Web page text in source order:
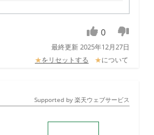
0
最終更新 2025年12月27日
★をリセットする ★について
Supported by 楽天ウェブサービス